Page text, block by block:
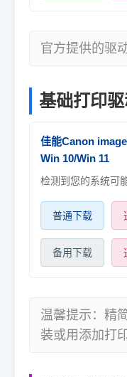
官方提供的驱
基础打印
佳能Canon
Win 10/Win 11
检测到您的系统可
普通下载
备用下载
温馨提示：精
装或用添加打